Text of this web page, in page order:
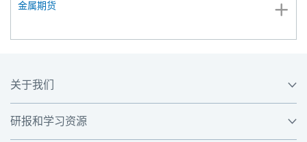
金属期货
关于我们
研报和学习资源